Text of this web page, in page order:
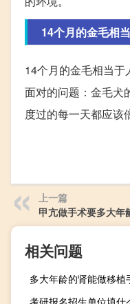
14个月的金毛相
14个月的金毛相当
面对的问题：金毛犬
度过的每一天都应该
上一篇
甲亢做手术要多大年
相关问题
多大年龄的肾能做移植